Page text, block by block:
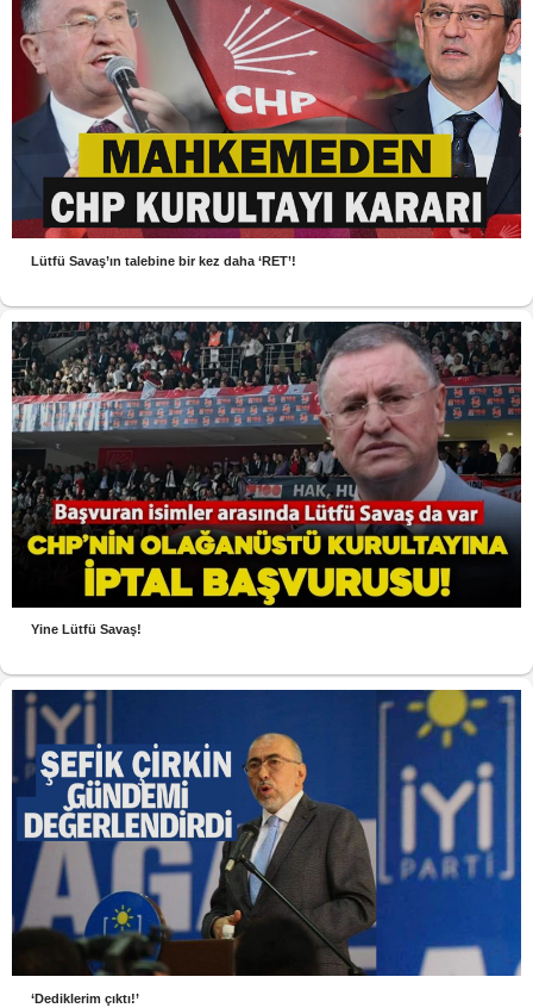
Lütfü Savaş’ın talebine bir kez daha ‘RET’!
Yine Lütfü Savaş!
‘Dediklerim çıktı!’